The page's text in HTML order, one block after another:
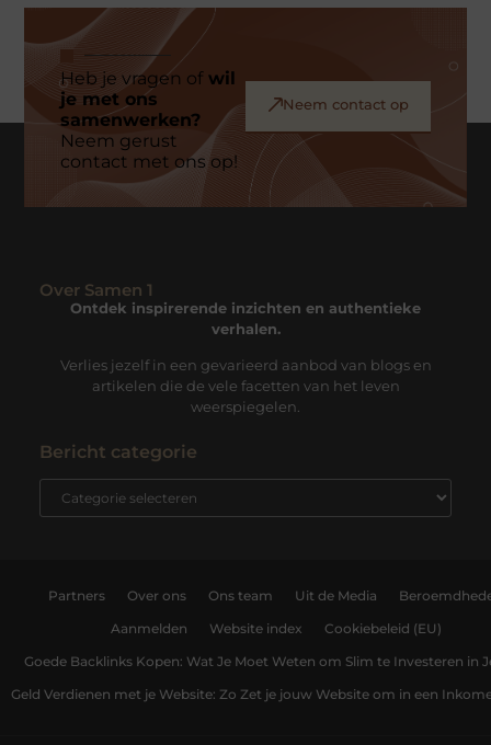
Heb je vragen ofwil
je met ons
samenwerken?
Neem gerust
contact met ons op!
Neem contact op
Over Samen 1
Ontdek inspirerende inzichten en authentieke
verhalen.
Verlies jezelf in een gevarieerd aanbod van blogs en
artikelen die de vele facetten van het leven
weerspiegelen.
Bericht categorie
Partners Over ons Ons team Uit de Media
Aanmelden Website index Cookiebeleid (EU)
Goede Backlinks Kopen: Wat Je Moet Weten om Slim te Investeren in
Geld Verdienen met je Website: Zo Zet je jouw Website om in een